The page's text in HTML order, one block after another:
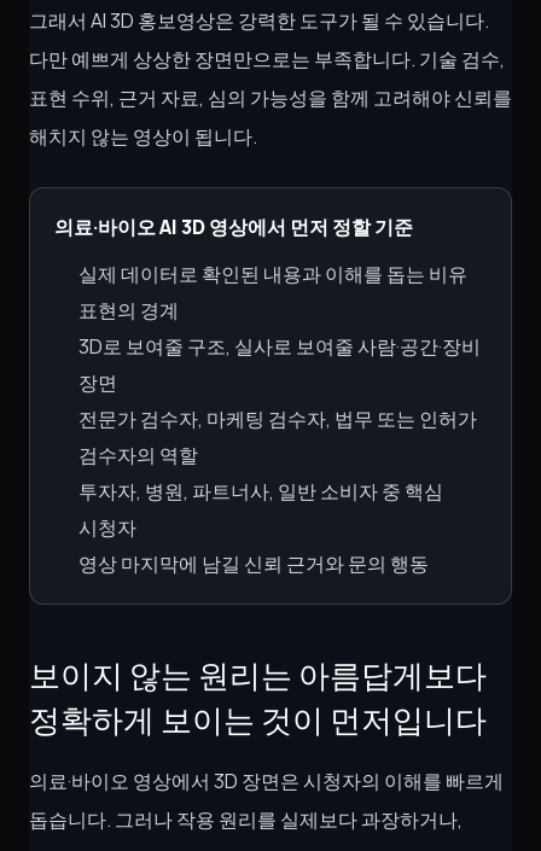
그래서 AI 3D 홍보영상은 강력한 도구가 될 수 있습니다.
다만 예쁘게 상상한 장면만으로는 부족합니다. 기술 검수,
표현 수위, 근거 자료, 심의 가능성을 함께 고려해야 신뢰를
해치지 않는 영상이 됩니다.
의료·바이오 AI 3D 영상에서 먼저 정할 기준
실제 데이터로 확인된 내용과 이해를 돕는 비유
표현의 경계
3D로 보여줄 구조, 실사로 보여줄 사람·공간·장비
장면
전문가 검수자, 마케팅 검수자, 법무 또는 인허가
검수자의 역할
투자자, 병원, 파트너사, 일반 소비자 중 핵심
시청자
영상 마지막에 남길 신뢰 근거와 문의 행동
보이지 않는 원리는 아름답게보다
정확하게 보이는 것이 먼저입니다
의료·바이오 영상에서 3D 장면은 시청자의 이해를 빠르게
돕습니다. 그러나 작용 원리를 실제보다 과장하거나,